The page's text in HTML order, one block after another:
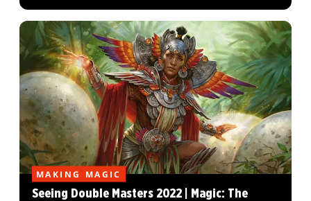
MAKING MAGIC
Seeing Double Masters 2022 | Magic: The